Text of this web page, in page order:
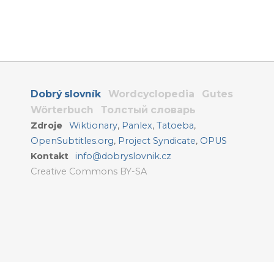
Dobrý slovník Wordcyclopedia
Gutes
Wörterbuch
Толстый словарь
Zdroje Wiktionary, Panlex,Tatoeba,
OpenSubtitles.org, Project Syndicate, OPUS
Kontakt
info@dobryslovnik.cz
Creative Commons BY-SA